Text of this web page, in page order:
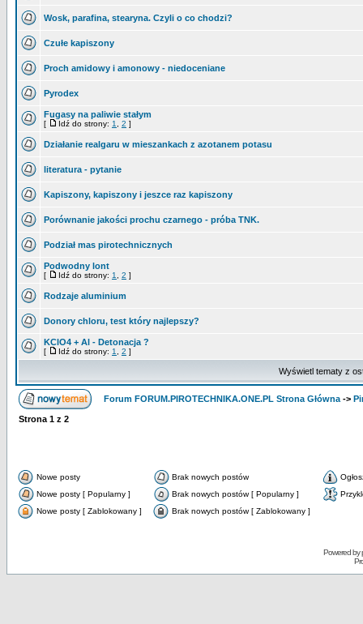
Wosk, parafina, stearyna. Czyli o co chodzi?
Czułe kapiszony
Proch amidowy i amonowy - niedoceniane
Pyrodex
Fugasy na paliwie stałym
[ Idź do strony: 1 2 ]
Działanie realgaru w mieszankach z azotanem potasu
literatura - pytanie
Kapiszony, kapiszony i jeszce raz kapiszony
Porównanie jakości prochu czarnego - próba TNK.
Podział mas pirotechnicznych
Podwodny lont
[ Idź do strony: 1 2 ]
Rodzaje aluminium
Donory chloru, test który najlepszy?
KClO4 + Al - Detonacja ?
[ Idź do strony: 1 2 ]
Wyświetl tematy z
Forum FORUM.PIROTECHNIKA.ONE.PL Strona Główna ->
Strona 1 z 2
Nowe posty Brak nowych postów
Nowe posty [ Popularny ]
Brak nowych postów [ Popularny ]
Nowe posty [ Zablokowany ]
Brak nowych postów [ Zablokowany ]
Powered by